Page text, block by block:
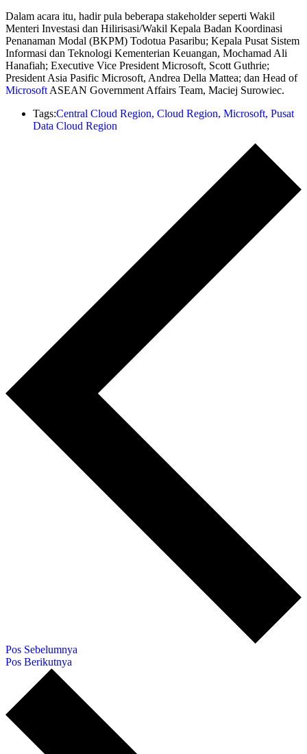
Dalam acara itu, hadir pula beberapa stakeholder seperti Wakil
Menteri Investasi dan Hilirisasi/Wakil Kepala Badan Koordinasi
Penanaman Modal (BKPM) Todotua Pasaribu; Kepala Pusat Sistem
Informasi dan Teknologi Kementerian Keuangan, Mochamad Ali
Hanafiah; Executive Vice President Microsoft, Scott Guthrie;
President Asia Pasific Microsoft, Andrea Della Mattea; dan Head of
MicrosoftASEAN Government Affairs Team, Maciej Surowiec.
Tags:Central Cloud Region, Cloud Region, Microsoft, Pusat
Data Cloud Region
Pos Sebelumnya
Pos Berikutnya